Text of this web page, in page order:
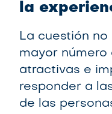
la
La cuestión
mayor
atractivas e
responder a
de las